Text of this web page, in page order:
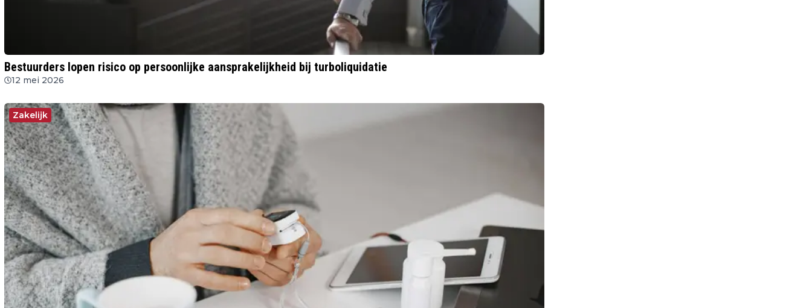
Bestuurders lopen risico op persoonlijke aansprakelijkheid bij turboliquidatie
12 mei 2026
Zakelijk